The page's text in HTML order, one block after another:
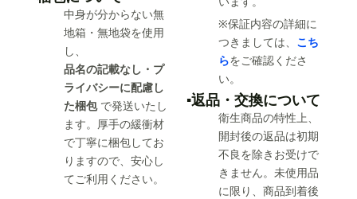
中身が分からない無
地箱・無地袋を使用
し、
品名の記載なし・プ
ライバシーに配慮し
た梱包で発送いたし
ます。厚手の緩衝材
で丁寧に梱包してお
りますので、安心し
てご利用ください。
※保証内容の詳細に
つきましては、 こち
らをご確認くださ
い。
▪️返品・交換について
衛生商品の特性上、
開封後の返品は初期
不良を除きお受けで
きません。未使用品
に限り、商品到着後